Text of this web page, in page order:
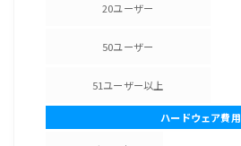
20ユーザー
50ユーザー
51ユーザー以上
ハードウェア費用